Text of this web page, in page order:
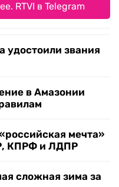
RTVI в Telegram
удостоили звания
в Амазонии
мечта»
КПРФ и ЛДПР
сложная зима за